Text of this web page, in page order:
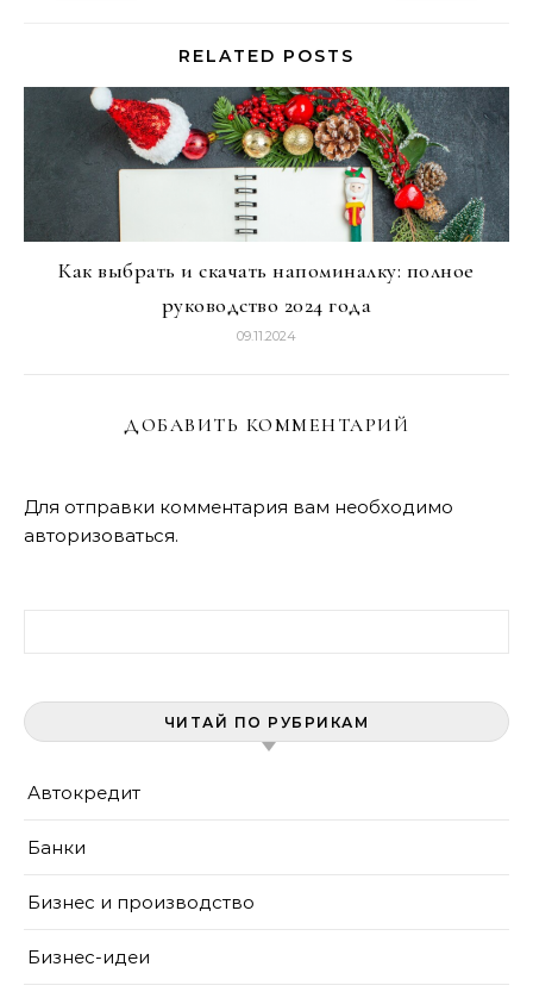
RELATED POSTS
Как выбрать и скачать напоминалку: полное
руководство 2024 года
09.11.2024
ДОБАВИТЬ КОММЕНТАРИЙ
Для отправки комментария вам необходимо
авторизоваться.
ЧИТАЙ ПО РУБРИКАМ
Автокредит
Банки
Бизнес и производство
Бизнес-идеи